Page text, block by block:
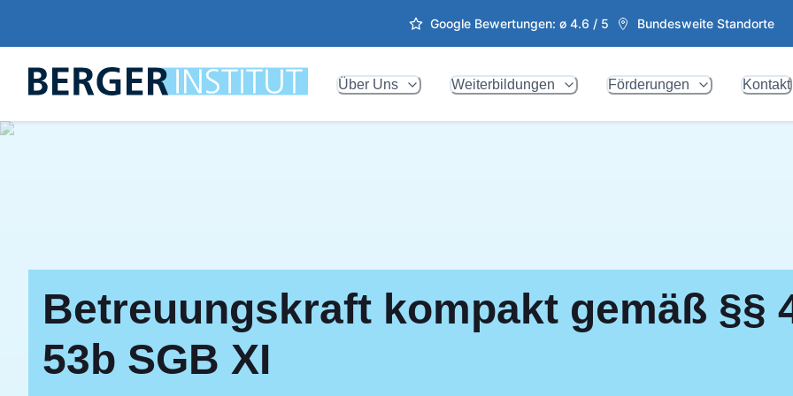
Google Bewertungen: ø 4.6 / 5 Bundesweite Standorte
Über Uns Weiterbildungen Förderungen Kontakt
Betreuungskraft kompakt gemäß §§
53b SGB XI